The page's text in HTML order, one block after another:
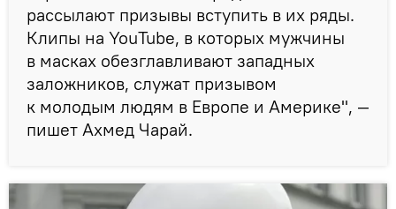
рассылают призывы вступить в их ряды.
Клипы на YouTube, в которых мужчины
в масках обезглавливают западных
заложников, служат призывом
к молодым людям в Европе и Америке", —
пишет Ахмед Чарай.